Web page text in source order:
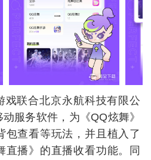
戏联合北京永航科技有限公
服务软件，为《QQ炫舞》
包查看等玩法，并且植入了
直播》的直播收看功能。同